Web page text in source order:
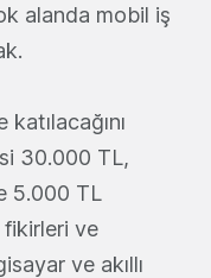
alanda mobil iş
30.000 TL,
5.000 TL
fikirleri ve
ve akıllı